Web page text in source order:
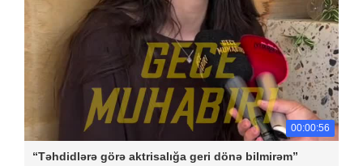
00:00:56
“Təhdidlərə görə aktrisalığa geri dönə bilmirəm”